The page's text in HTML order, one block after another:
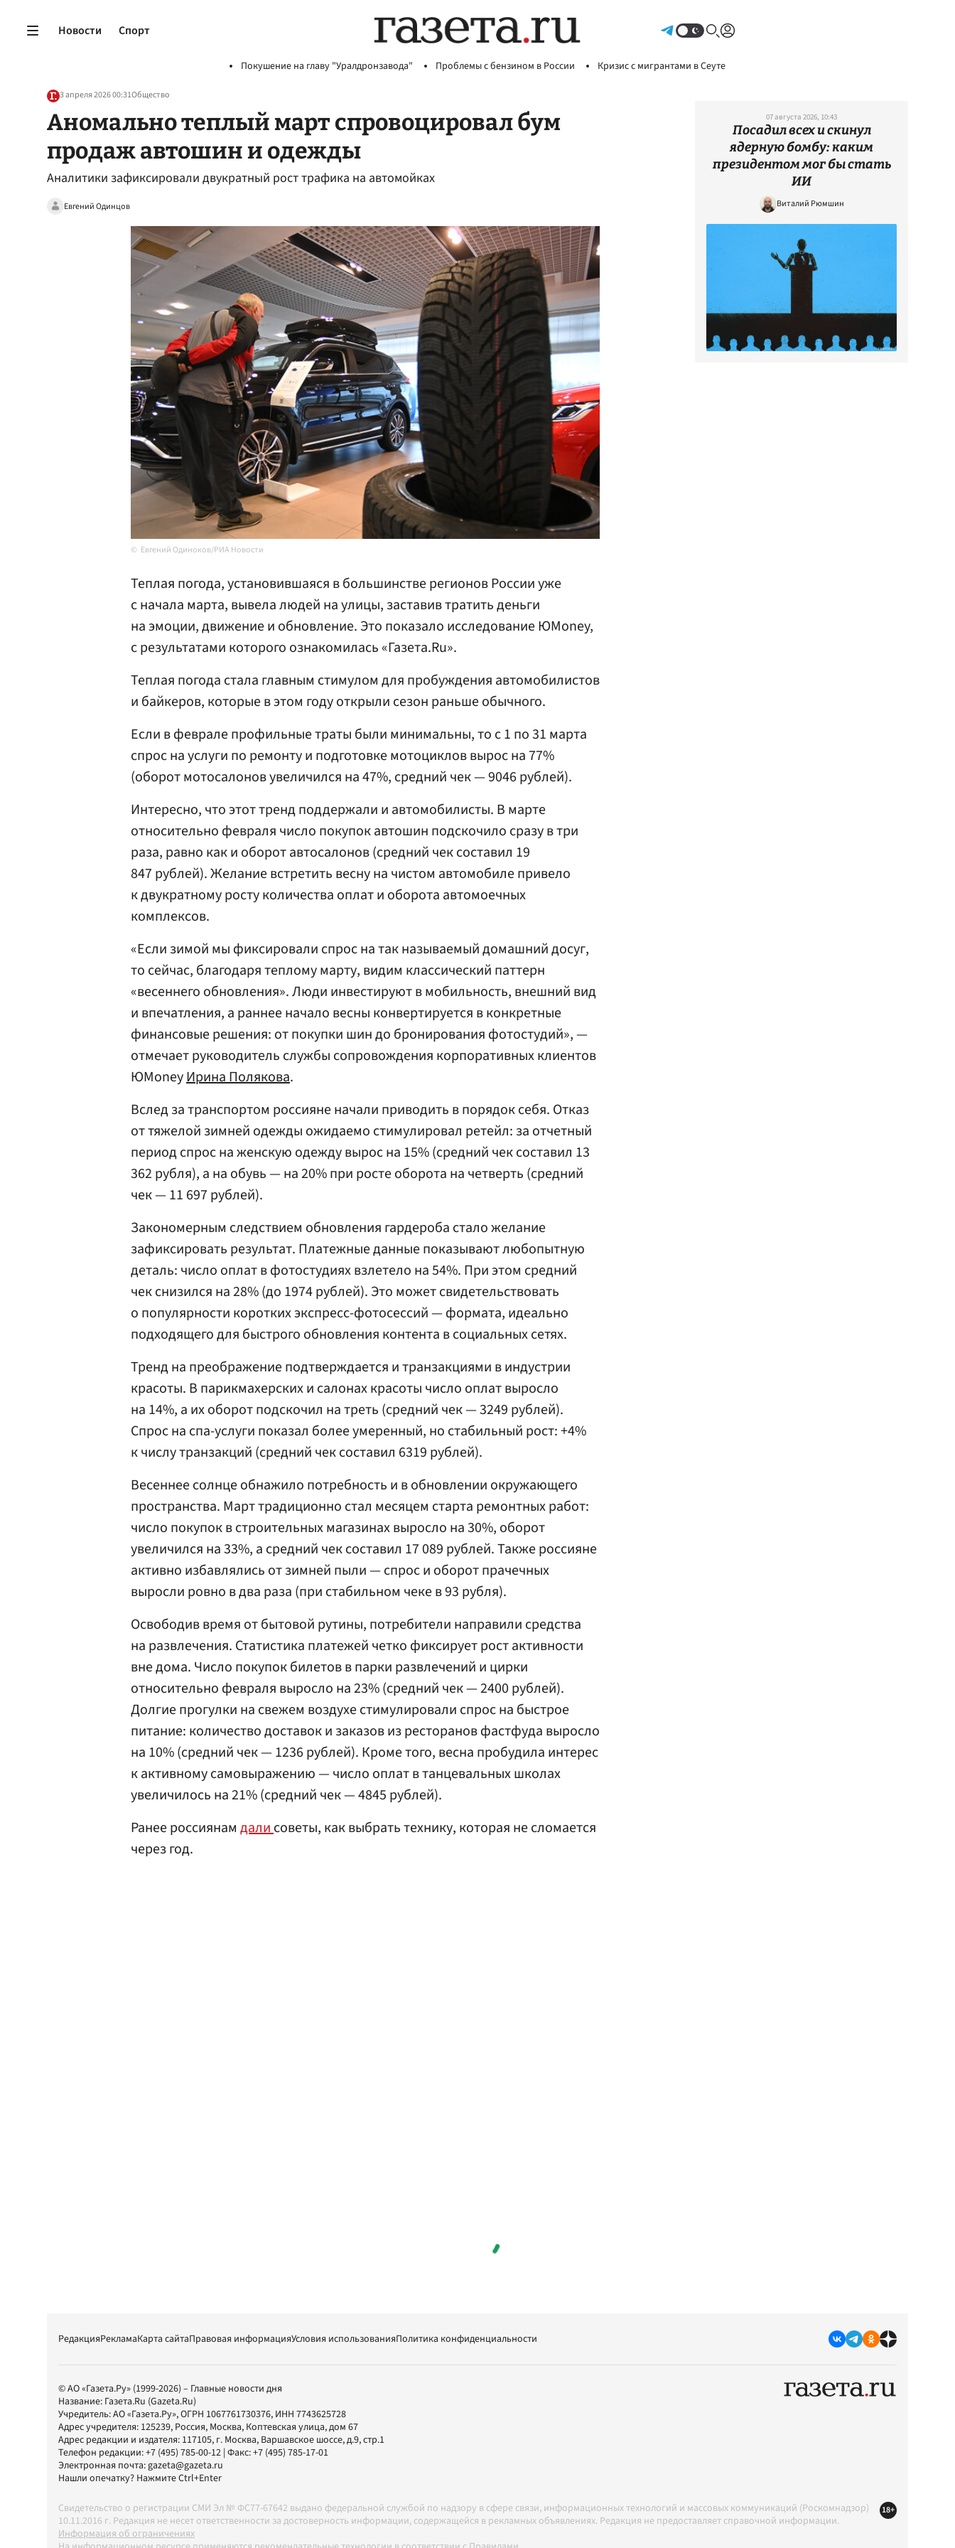
Новости Спорт
Покушение на главу "Уралдронзавода" Проблемы с бензином в России Кризис с мигрантами в Сеуте
3 апреля 2026 00:31Общество
Аномально теплый март спровоцировал бум
продаж автошин и одежды
Аналитики зафиксировали двукратный рост трафика на автомойках
Евгений Одинцов
Евгений Одиноков/РИА Новости
Теплая погода, установившаяся в большинстве регионов России уже
с начала марта, вывела людей на улицы, заставив тратить деньги
на эмоции, движение и обновление. Это показало исследование ЮMoney,
с результатами которого ознакомилась «Газета.Ru».
Теплая погода стала главным стимулом для пробуждения автомобилистов
и байкеров, которые в этом году открыли сезон раньше обычного.
Если в феврале профильные траты были минимальны, то с 1 по 31 марта
спрос на услуги по ремонту и подготовке мотоциклов вырос на 77%
(оборот мотосалонов увеличился на 47%, средний чек — 9046 рублей).
Интересно, что этот тренд поддержали и автомобилисты. В марте
относительно февраля число покупок автошин подскочило сразу в три
раза, равно как и оборот автосалонов (средний чек составил 19
847 рублей). Желание встретить весну на чистом автомобиле привело
к двукратному росту количества оплат и оборота автомоечных
комплексов.
«Если зимой мы фиксировали спрос на так называемый домашний досуг,
то сейчас, благодаря теплому марту, видим классический паттерн
«весеннего обновления». Люди инвестируют в мобильность, внешний вид
и впечатления, а раннее начало весны конвертируется в конкретные
финансовые решения: от покупки шин до бронирования фотостудий», —
отмечает руководитель службы сопровождения корпоративных клиентов
ЮMoneyИрина Полякова.
Вслед за транспортом россияне начали приводить в порядок себя. Отказ
от тяжелой зимней одежды ожидаемо стимулировал ретейл: за отчетный
период спрос на женскую одежду вырос на 15% (средний чек составил 13
362 рубля), а на обувь — на 20% при росте оборота на четверть (средний
чек — 11 697 рублей).
Закономерным следствием обновления гардероба стало желание
зафиксировать результат. Платежные данные показывают любопытную
деталь: число оплат в фотостудиях взлетело на 54%. При этом средний
чек снизился на 28% (до 1974 рублей). Это может свидетельствовать
о популярности коротких экспресс-фотосессий — формата, идеально
подходящего для быстрого обновления контента в социальных сетях.
Тренд на преображение подтверждается и транзакциями в индустрии
красоты. В парикмахерских и салонах красоты число оплат выросло
на 14%, а их оборот подскочил на треть (средний чек — 3249 рублей).
Спрос на спа-услуги показал более умеренный, но стабильный рост: +4%
к числу транзакций (средний чек составил 6319 рублей).
Весеннее солнце обнажило потребность и в обновлении окружающего
пространства. Март традиционно стал месяцем старта ремонтных работ:
число покупок в строительных магазинах выросло на 30%, оборот
увеличился на 33%, а средний чек составил 17 089 рублей. Также россияне
активно избавлялись от зимней пыли — спрос и оборот прачечных
выросли ровно в два раза (при стабильном чеке в 93 рубля).
Освободив время от бытовой рутины, потребители направили средства
на развлечения. Статистика платежей четко фиксирует рост активности
вне дома. Число покупок билетов в парки развлечений и цирки
относительно февраля выросло на 23% (средний чек — 2400 рублей).
Долгие прогулки на свежем воздухе стимулировали спрос на быстрое
питание: количество доставок и заказов из ресторанов фастфуда выросло
на 10% (средний чек — 1236 рублей). Кроме того, весна пробудила интерес
к активному самовыражению — число оплат в танцевальных школах
увеличилось на 21% (средний чек — 4845 рублей).
Ранее россиянам далисоветы, как выбрать технику, которая не сломается
через год.
07 августа 2026, 10:43
Посадил всех и скинул
ядерную бомбу: каким
президентом мог бы стать
ИИ
Виталий Рюмшин
РедакцияРекламаКарта сайтаПравовая информацияУсловия использованияПолитика конфиденциальности
© АО «Газета.Ру» (1999-2026) – Главные новости дня
Название: Газета.Ru (Gazeta.Ru)
Учредитель:АО «Газета.Ру», ОГРН 1067761730376, ИНН 7743625728
Адрес учредителя: 125239, Россия, Москва, Коптевская улица, дом 67
Адрес редакции и издателя: 117105, г. Москва, Варшавское шоссе, д.9, стр.1
Телефон редакции:+7 (495) 785-00-12 | Факс:+7 (495) 785-17-01
Электронная почта:gazeta@gazeta.ru
Нашли опечатку? Нажмите Ctrl+Enter
Свидетельство о регистрации СМИ Эл № ФС77-67642 выдано федеральной службой по надзору в сфере связи, информационных технологий и массовых коммуникаций (Роскомнадзор)
10.11.2016 г. Редакция не несет ответственности за достоверность информации, содержащейся в рекламных объявлениях. Редакция не предоставляет справочной информации.
Информация об ограничениях
18+